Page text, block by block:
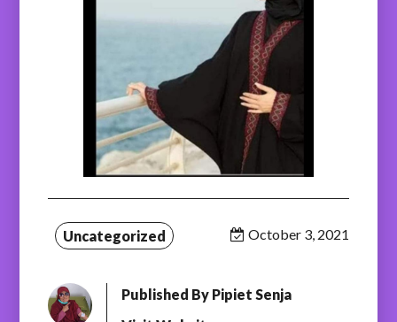
Uncategorized October 3, 2021
Published By Pipiet Senja